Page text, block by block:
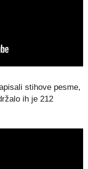
stihove pesme,
ih je 212